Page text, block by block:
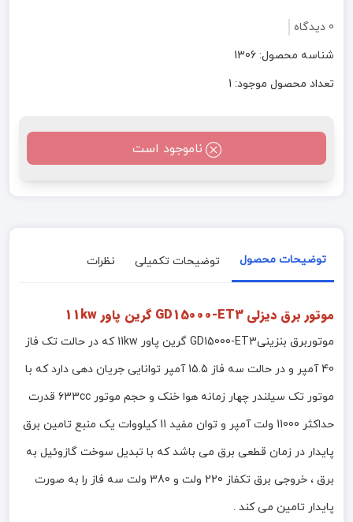
0 دیدگاه
شناسه محصول: 1306
تعداد محصول موجود: 1
ناموجود است
توضیحات محصول توضیحات تکمیلی نظرات
موتور برق دیزلی GD15000-ET3 گرین پاور 11kw
موتوربرق بنزینیGD15000-ET3 گرین پاور 11kw که در حالت تک فاز
40 آمپر و در حالت سه فاز 15.5 آمپر توانایی جریان دهی دارد که با
موتور تک سیلندر چهار زمانه هوا خنک و حجم موتور 633cc قدرت
حداکثر 11000 ولت آمپر و توان مفید 11 کیلووات یک منبع تامین برق
پایدار در زمان قطعی برق می باشد که با تبدیل سوخت گازوئیل به
برق ، خروجی برق تکفاز 220 ولت و 380 ولت سه فاز را به صورت
پایدار تامین می کند .